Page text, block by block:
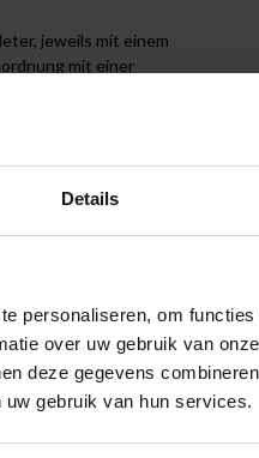
Details
personaliseren, om
over uw gebruik van
deze gegevens
gebruik van hun services.
jeweils mit einem
mit einer
kann niemals für
müssen Glastüren
Markierung in einer
hat. Dies erhöht die
Vermeiden Sie